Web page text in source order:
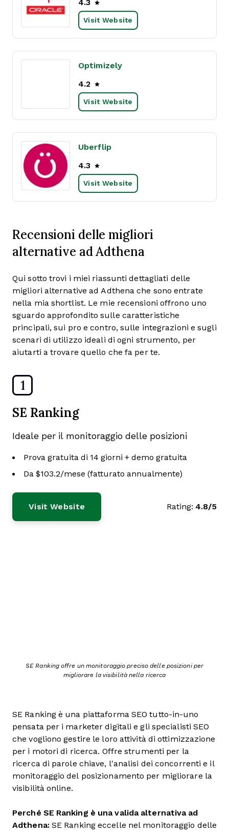
4.3
Visit Website
Optimizely
4.2
Visit Website
Uberflip
4.3
Visit Website
Recensioni delle migliori
alternative ad Adthena
Qui sotto trovi i miei riassunti dettagliati delle
migliori alternative ad Adthena che sono entrate
nella mia shortlist. Le mie recensioni offrono uno
sguardo approfondito sulle caratteristiche
principali, sui pro e contro, sulle integrazioni e sugli
scenari di utilizzo ideali di ogni strumento, per
aiutarti a trovare quello che fa per te.
1
SE Ranking
Ideale per il monitoraggio delle posizioni
Prova gratuita di 14 giorni + demo gratuita
Da $103.2/mese (fatturato annualmente)
Visit Website Rating: 4.8/5
SE Ranking offre un monitoraggio preciso delle posizioni per
migliorare la visibilità nella ricerca
SE Ranking è una piattaforma SEO tutto-in-uno
pensata per i marketer digitali e gli specialisti SEO
che vogliono gestire le loro attività di ottimizzazione
per i motori di ricerca. Offre strumenti per la
ricerca di parole chiave, l'analisi dei concorrenti e il
monitoraggio del posizionamento per migliorare la
visibilità online.
Perché SE Ranking è una valida alternativa ad
Adthena:SE Ranking eccelle nel monitoraggio delle